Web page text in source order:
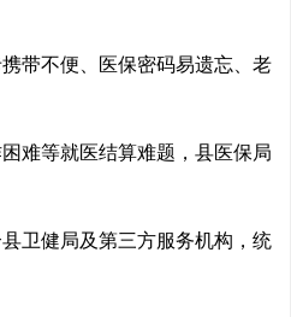
带不便、医保密码易遗忘、老
难等就医结算难题，县医保局
卫健局及第三方服务机构，统